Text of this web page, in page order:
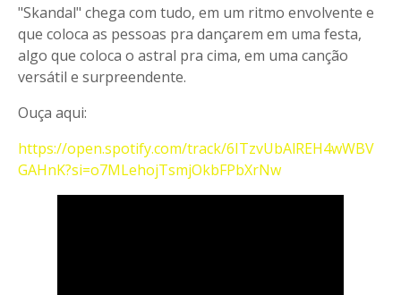
"Skandal" chega com tudo, em um ritmo envolvente e
que coloca as pessoas pra dançarem em uma festa,
algo que coloca o astral pra cima, em uma canção
versátil e surpreendente.
Ouça aqui:
https://open.spotify.com/track/6ITzvUbAlREH4wWBV
GAHnK?si=o7MLehojTsmjOkbFPbXrNw